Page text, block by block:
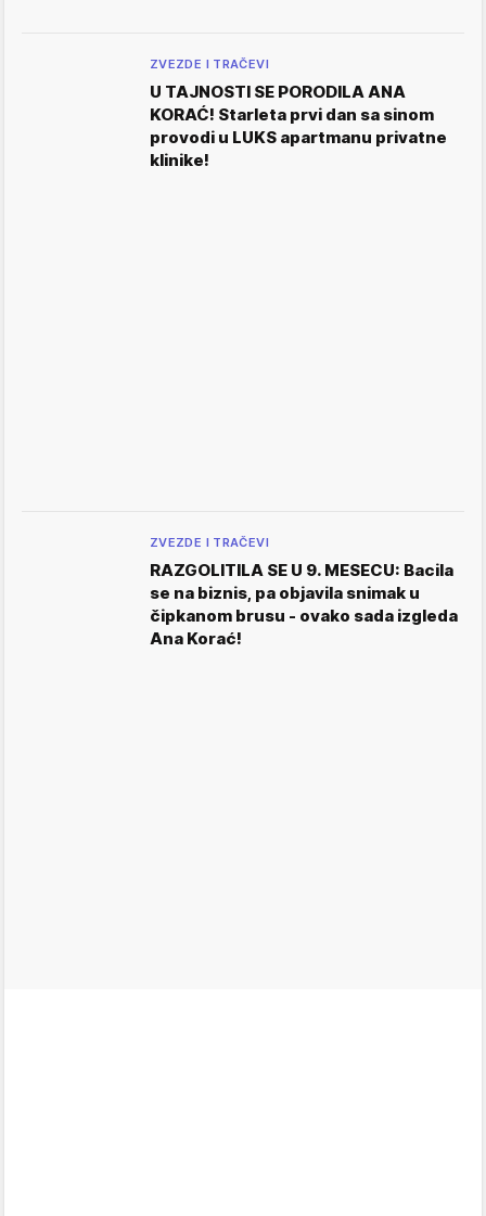
ZVEZDE I TRAČEVI
U TAJNOSTI SE PORODILA ANA
KORAĆ! Starleta prvi dan sa sinom
provodi u LUKS apartmanu privatne
klinike!
ZVEZDE I TRAČEVI
RAZGOLITILA SE U 9. MESECU: Bacila
se na biznis, pa objavila snimak u
čipkanom brusu - ovako sada izgleda
Ana Korać!